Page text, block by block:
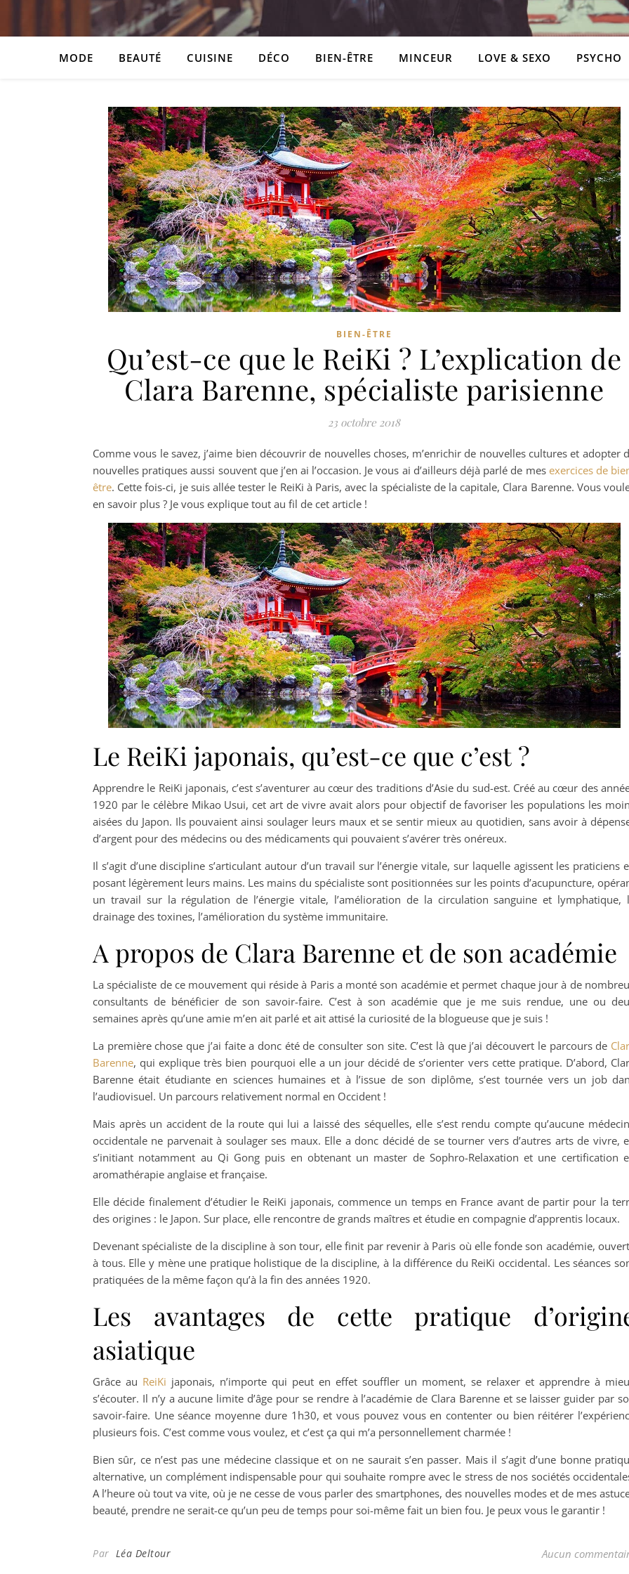
MODE BEAUTÉ CUISINE DÉCO BIEN-ÊTRE MINCEUR LOVE & SEXO PSYCHO
BIEN-ÊTRE
Qu’est-ce que le ReiKi ? L’explication de
Clara Barenne, spécialiste parisienne
23 octobre 2018
Comme vous le savez, j’aime bien découvrir de nouvelles choses, m’enrichir de nouvelles cultures et adopter
nouvelles pratiques aussi souvent que j’en ai l’occasion. Je vous ai d’ailleurs déjà parlé de mes exercices de
être. Cette fois-ci, je suis allée tester le ReiKi à Paris, avec la spécialiste de la capitale, Clara Barenne. Vous
en savoir plus ? Je vous explique tout au fil de cet article !
Le ReiKi japonais, qu’est-ce que c’est ?
Apprendre le ReiKi japonais, c’est s’aventurer au cœur des traditions d’Asie du sud-est. Créé au cœur des
1920 par le célèbre Mikao Usui, cet art de vivre avait alors pour objectif de favoriser les populations les
aisées du Japon. Ils pouvaient ainsi soulager leurs maux et se sentir mieux au quotidien, sans avoir à
d’argent pour des médecins ou des médicaments qui pouvaient s’avérer très onéreux.
Il s’agit d’une discipline s’articulant autour d’un travail sur l’énergie vitale, sur laquelle agissent les praticiens
posant légèrement leurs mains. Les mains du spécialiste sont positionnées sur les points d’acupuncture,
un travail sur la régulation de l’énergie vitale, l’amélioration de la circulation sanguine et lymphatique,
drainage des toxines, l’amélioration du système immunitaire.
A propos de Clara Barenne et de son académie
La spécialiste de ce mouvement qui réside à Paris a monté son académie et permet chaque jour à de
consultants de bénéficier de son savoir-faire. C’est à son académie que je me suis rendue, une ou
semaines après qu’une amie m’en ait parlé et ait attisé la curiosité de la blogueuse que je suis !
La première chose que j’ai faite a donc été de consulter son site. C’est là que j’ai découvert le parcours de
Barenne, qui explique très bien pourquoi elle a un jour décidé de s’orienter vers cette pratique. D’abord,
Barenne était étudiante en sciences humaines et à l’issue de son diplôme, s’est tournée vers un job
l’audiovisuel. Un parcours relativement normal en Occident !
Mais après un accident de la route qui lui a laissé des séquelles, elle s’est rendu compte qu’aucune
occidentale ne parvenait à soulager ses maux. Elle a donc décidé de se tourner vers d’autres arts de vivre,
s’initiant notamment au Qi Gong puis en obtenant un master de Sophro-Relaxation et une certification
aromathérapie anglaise et française.
Elle décide finalement d’étudier le ReiKi japonais, commence un temps en France avant de partir pour la
des origines : le Japon. Sur place, elle rencontre de grands maîtres et étudie en compagnie d’apprentis locaux.
Devenant spécialiste de la discipline à son tour, elle finit par revenir à Paris où elle fonde son académie,
à tous. Elle y mène une pratique holistique de la discipline, à la différence du ReiKi occidental. Les séances
pratiquées de la même façon qu’à la fin des années 1920.
Les avantages de cette pratique
asiatique
Grâce au ReiKi japonais, n’importe qui peut en effet souffler un moment, se relaxer et apprendre à
s’écouter. Il n’y a aucune limite d’âge pour se rendre à l’académie de Clara Barenne et se laisser guider par
savoir-faire. Une séance moyenne dure 1h30, et vous pouvez vous en contenter ou bien réitérer
plusieurs fois. C’est comme vous voulez, et c’est ça qui m’a personnellement charmée !
Bien sûr, ce n’est pas une médecine classique et on ne saurait s’en passer. Mais il s’agit d’une bonne
alternative, un complément indispensable pour qui souhaite rompre avec le stress de nos sociétés
A l’heure où tout va vite, où je ne cesse de vous parler des smartphones, des nouvelles modes et de mes
beauté, prendre ne serait-ce qu’un peu de temps pour soi-même fait un bien fou. Je peux vous le garantir !
Par Léa Deltour Aucun